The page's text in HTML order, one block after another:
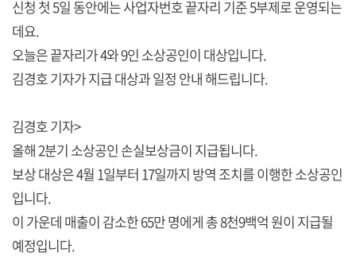
신청 첫 5일 동안에는 사업자번호 끝자리 기준 5부제로 운영되는
데요.
오늘은 끝자리가 4와 9인 소상공인이 대상입니다.
김경호 기자가 지급 대상과 일정 안내 해드립니다.
김경호 기자>
올해 2분기 소상공인 손실보상금이 지급됩니다.
보상 대상은 4월 1일부터 17일까지 방역 조치를 이행한 소상공인
입니다.
이 가운데 매출이 감소한 65만 명에게 총 8천9백억 원이 지급될
예정입니다.